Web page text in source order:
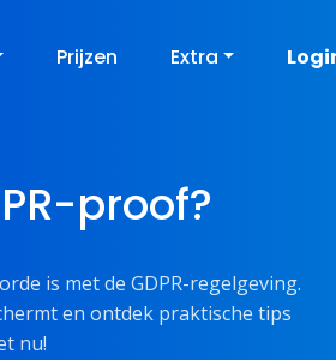
Prijzen Extra
proof?
is met de GDPR-regelgeving.
en ontdek praktische tips
nu!